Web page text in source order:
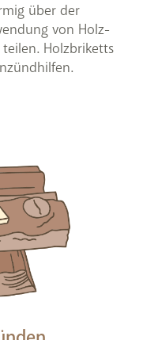
über der
von Holz­
Holz­briketts